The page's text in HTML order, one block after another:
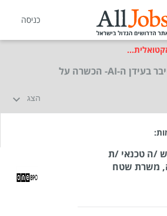
כניסה
קריירה בעולמות הסייבר בעידן ה-AI- הכשרה על
הצג
/ה טכנאי /ת
משרת שטח